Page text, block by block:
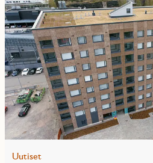
Uutiset